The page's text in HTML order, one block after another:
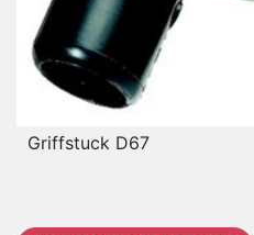
Griffstuck D67